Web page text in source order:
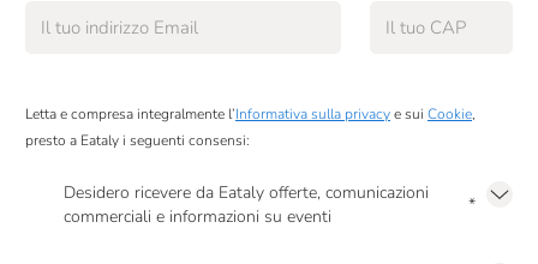
Letta e compresa integralmente l’Informativa sulla privacye sui Cookie,
presto a Eataly i seguenti consensi:
Desidero ricevere da Eataly offerte, comunicazioni
commerciali e informazioni su eventi
*